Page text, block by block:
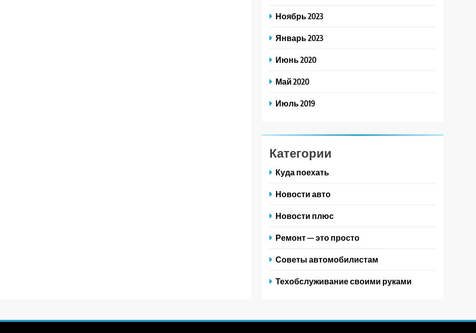
Ноябрь 2023
Январь 2023
Июнь 2020
Май 2020
Июль 2019
Категории
Куда поехать
Новости авто
Новости плюс
Ремонт — это просто
Советы автомобилистам
Техобслуживание своими руками